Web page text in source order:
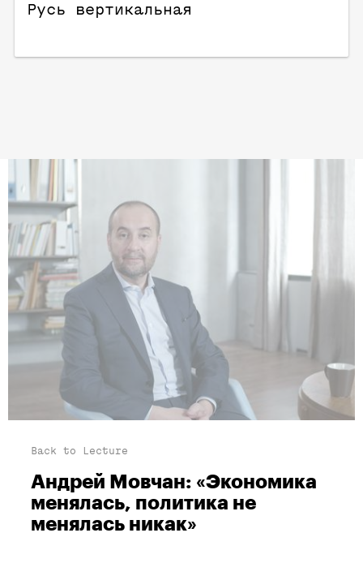
Русь вертикальная
Back to Lecture
Андрей Мовчан: «Экономика
менялась, политика не
менялась никак»